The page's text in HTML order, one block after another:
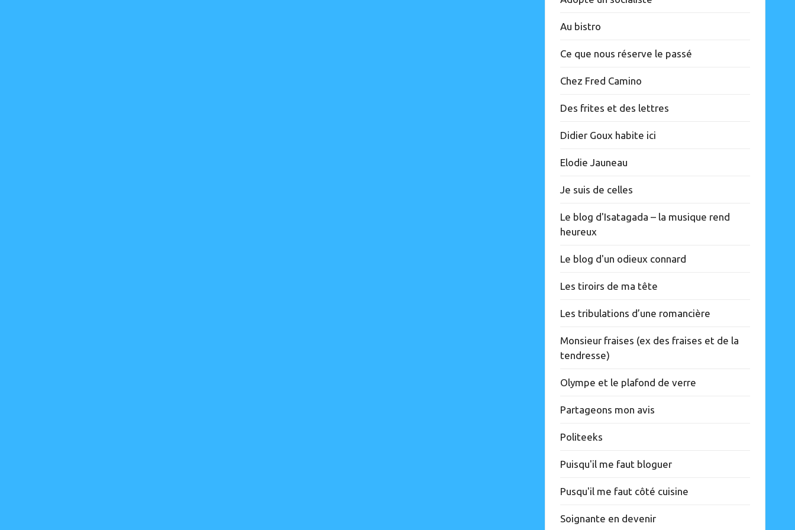
Au bistro
Ce que nous réserve le passé
Chez Fred Camino
Des frites et des lettres
Didier Goux habite ici
Elodie Jauneau
Je suis de celles
Le blog d'Isatagada – la musique rend
heureux
Le blog d'un odieux connard
Les tiroirs de ma tête
Les tribulations d’une romancière
Monsieur fraises (ex des fraises et de la
tendresse)
Olympe et le plafond de verre
Partageons mon avis
Politeeks
Puisqu'il me faut bloguer
Pusqu'il me faut côté cuisine
Soignante en devenir